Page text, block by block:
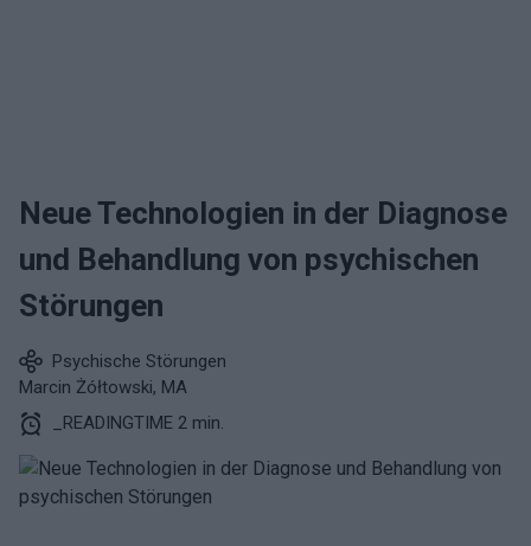
Neue Technologien in der Diagnose
und Behandlung von psychischen
Störungen
Psychische Störungen
Marcin Żółtowski, MA
_READINGTIME 2 min.